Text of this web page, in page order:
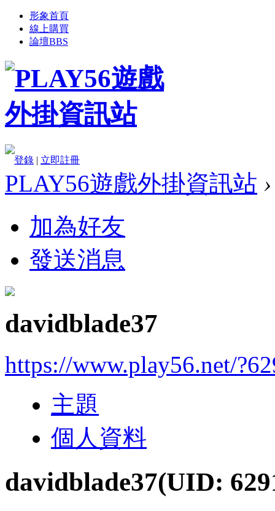
形象首頁
線上購買
論壇BBS
登錄 | 立即註冊
PLAY56遊戲外掛資訊站 ›
加為好友
發送消息
davidblade37
https://www.play56.net/
主題
個人資料
davidblade37(UID: